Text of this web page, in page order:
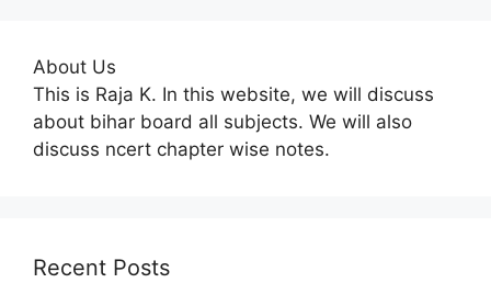
About Us
This is Raja K. In this website, we will discuss
about bihar board all subjects. We will also
discuss ncert chapter wise notes.
Recent Posts